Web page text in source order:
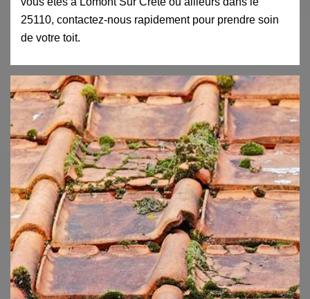
25110, contactez-nous rapidement pour prendre soin
de votre toit.